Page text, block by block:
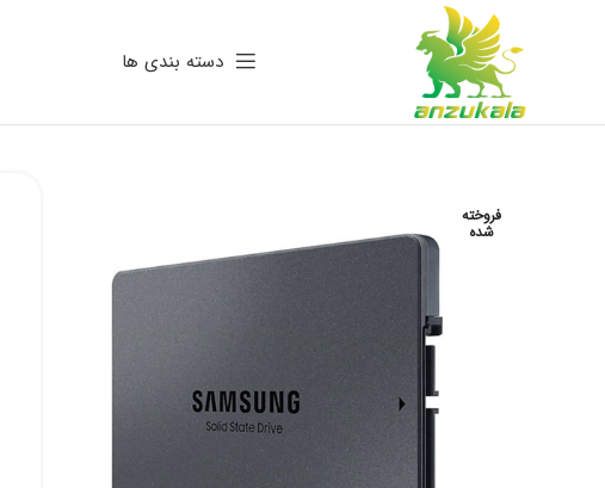
دسته بندی ها
فروخته
شده